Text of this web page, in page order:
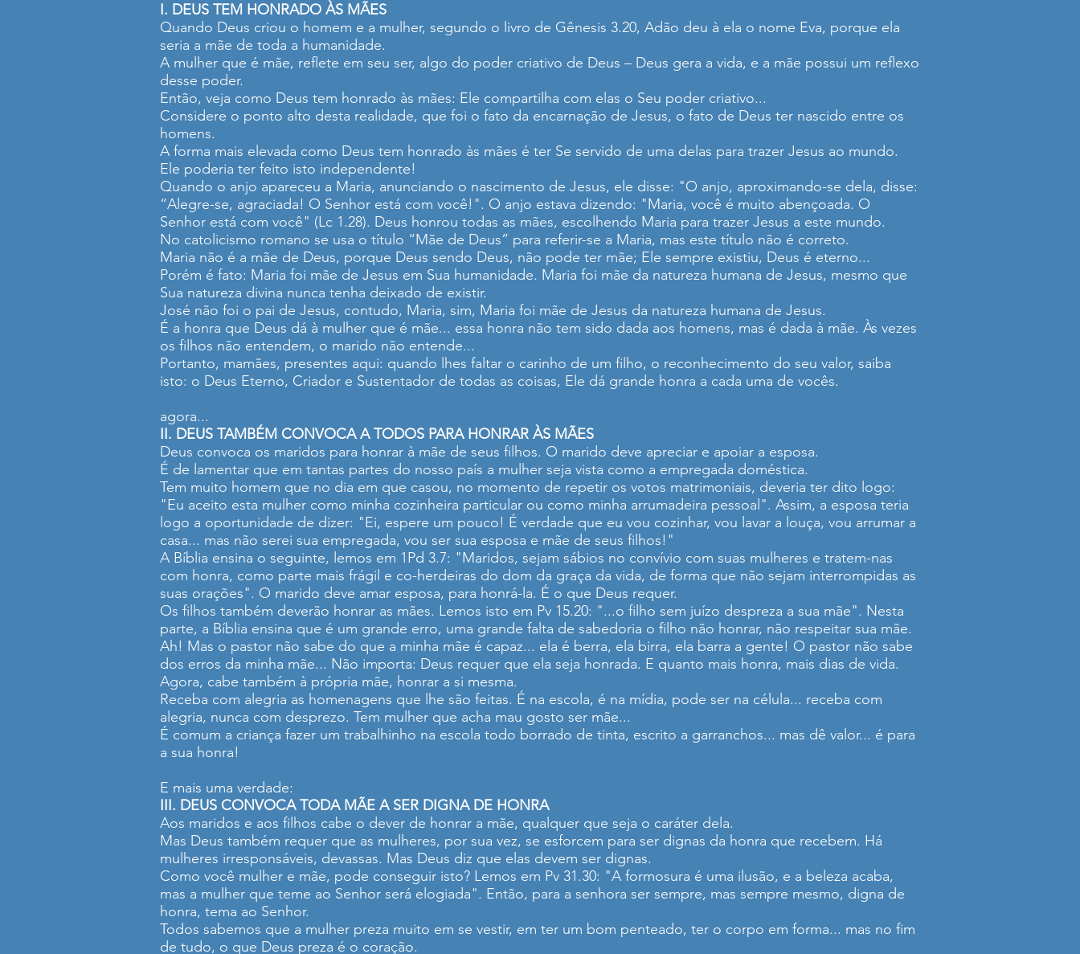
I. DEUS TEM HONRADO ÀS MÃES
Quando Deus criou o homem e a mulher, segundo o livro de Gênesis 3.20, Adão deu à ela o nome Eva, porque ela
seria a mãe de toda a humanidade.
A mulher que é mãe, reflete em seu ser, algo do poder criativo de Deus – Deus gera a vida, e a mãe possui um reflexo
desse poder.
Então, veja como Deus tem honrado às mães: Ele compartilha com elas o Seu poder criativo...
Considere o ponto alto desta realidade, que foi o fato da encarnação de Jesus, o fato de Deus ter nascido entre os
homens.
A forma mais elevada como Deus tem honrado às mães é ter Se servido de uma delas para trazer Jesus ao mundo.
Ele poderia ter feito isto independente!
Quando o anjo apareceu a Maria, anunciando o nascimento de Jesus, ele disse: "O anjo, aproximando-se dela, disse:
“Alegre-se, agraciada! O Senhor está com você!". O anjo estava dizendo: "Maria, você é muito abençoada. O
Senhor está com você" (Lc 1.28). Deus honrou todas as mães, escolhendo Maria para trazer Jesus a este mundo.
No catolicismo romano se usa o título “Mãe de Deus” para referir-se a Maria, mas este título não é correto.
Maria não é a mãe de Deus, porque Deus sendo Deus, não pode ter mãe; Ele sempre existiu, Deus é eterno...
Porém é fato: Maria foi mãe de Jesus em Sua humanidade. Maria foi mãe da natureza humana de Jesus, mesmo que
Sua natureza divina nunca tenha deixado de existir.
José não foi o pai de Jesus, contudo, Maria, sim, Maria foi mãe de Jesus da natureza humana de Jesus.
É a honra que Deus dá à mulher que é mãe... essa honra não tem sido dada aos homens, mas é dada à mãe. Às vezes
os filhos não entendem, o marido não entende...
Portanto, mamães, presentes aqui: quando lhes faltar o carinho de um filho, o reconhecimento do seu valor, saiba
isto: o Deus Eterno, Criador e Sustentador de todas as coisas, Ele dá grande honra a cada uma de vocês.
agora...
II. DEUS TAMBÉM CONVOCA A TODOS PARA HONRAR ÀS MÃES
Deus convoca os maridos para honrar à mãe de seus filhos. O marido deve apreciar e apoiar a esposa.
É de lamentar que em tantas partes do nosso país a mulher seja vista como a empregada doméstica.
Tem muito homem que no dia em que casou, no momento de repetir os votos matrimoniais, deveria ter dito logo:
"Eu aceito esta mulher como minha cozinheira particular ou como minha arrumadeira pessoal". Assim, a esposa teria
logo a oportunidade de dizer: "Ei, espere um pouco! É verdade que eu vou cozinhar, vou lavar a louça, vou arrumar a
casa... mas não serei sua empregada, vou ser sua esposa e mãe de seus filhos!"
A Bíblia ensina o seguinte, lemos em 1Pd 3.7: "Maridos, sejam sábios no convívio com suas mulheres e tratem-nas
com honra, como parte mais frágil e co-herdeiras do dom da graça da vida, de forma que não sejam interrompidas as
suas orações". O marido deve amar esposa, para honrá-la. É o que Deus requer.
Os filhos também deverão honrar as mães. Lemos isto em Pv 15.20: "...o filho sem juízo despreza a sua mãe". Nesta
parte, a Bíblia ensina que é um grande erro, uma grande falta de sabedoria o filho não honrar, não respeitar sua mãe.
Ah! Mas o pastor não sabe do que a minha mãe é capaz... ela é berra, ela birra, ela barra a gente! O pastor não sabe
dos erros da minha mãe... Não importa: Deus requer que ela seja honrada. E quanto mais honra, mais dias de vida.
Agora, cabe também à própria mãe, honrar a si mesma.
Receba com alegria as homenagens que lhe são feitas. É na escola, é na mídia, pode ser na célula... receba com
alegria, nunca com desprezo. Tem mulher que acha mau gosto ser mãe...
É comum a criança fazer um trabalhinho na escola todo borrado de tinta, escrito a garranchos... mas dê valor... é para
a sua honra!
E mais uma verdade:
III. DEUS CONVOCA TODA MÃE A SER DIGNA DE HONRA
Aos maridos e aos filhos cabe o dever de honrar a mãe, qualquer que seja o caráter dela.
Mas Deus também requer que as mulheres, por sua vez, se esforcem para ser dignas da honra que recebem. Há
mulheres irresponsáveis, devassas. Mas Deus diz que elas devem ser dignas.
Como você mulher e mãe, pode conseguir isto? Lemos em Pv 31.30: "A formosura é uma ilusão, e a beleza acaba,
mas a mulher que teme ao Senhor será elogiada". Então, para a senhora ser sempre, mas sempre mesmo, digna de
honra, tema ao Senhor.
Todos sabemos que a mulher preza muito em se vestir, em ter um bom penteado, ter o corpo em forma... mas no fim
de tudo, o que Deus preza é o coração.